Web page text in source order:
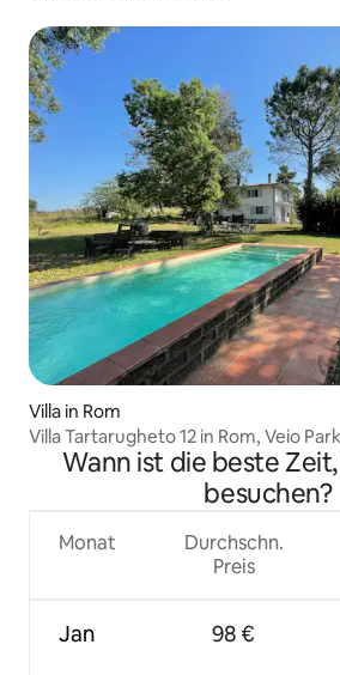
Villa in Rom
Villa Tartarugheto 12 in Rom, Veio
Wann ist die beste
besuchen?
Monat
Jan
Durchschn.
Preis
98 €